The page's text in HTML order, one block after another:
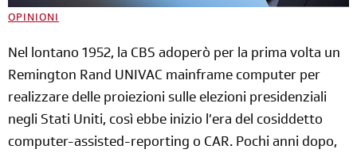
OPINIONI
Nel lontano 1952, la CBS adoperò per la prima volta un
Remington Rand UNIVAC mainframe computer per
realizzare delle proiezioni sulle elezioni presidenziali
negli Stati Uniti, così ebbe inizio l’era del cosiddetto
computer-assisted-reporting o CAR. Pochi anni dopo,